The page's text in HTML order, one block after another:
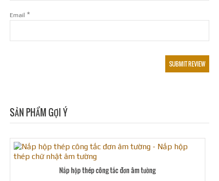
Email *
SẢN PHẨM GỢI Ý
Nắp hộp thép công tắc đơn âm tường